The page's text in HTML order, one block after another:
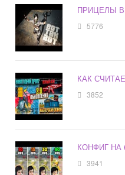
ПРИЦЕЛЫ
5776
КАК
3852
КОНФИГ НА
3941